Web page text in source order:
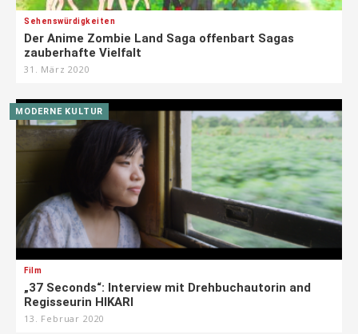
Sehenswürdigkeiten
Der Anime Zombie Land Saga offenbart Sagas
zauberhafte Vielfalt
31. März 2020
MODERNE KULTUR
Film
„37 Seconds“: Interview mit Drehbuchautorin and
Regisseurin HIKARI
13. Februar 2020